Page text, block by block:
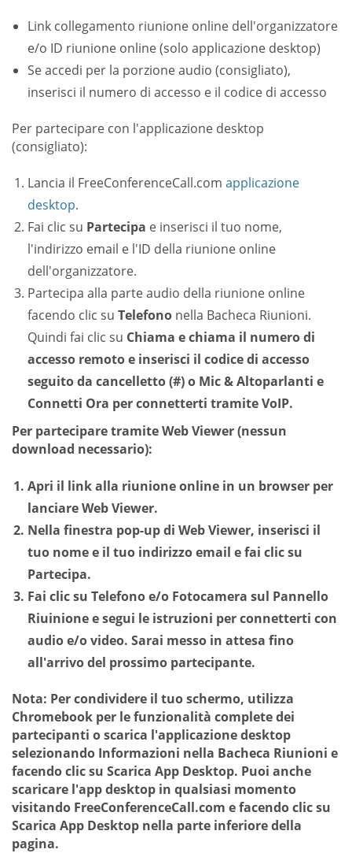
Link collegamento riunione online dell'organizzatore
e/o ID riunione online (solo applicazione desktop)
Se accedi per la porzione audio (consigliato),
inserisci il numero di accesso e il codice di accesso
Per partecipare con l'applicazione desktop
(consigliato):
Lancia il FreeConferenceCall.com applicazione
desktop.
Fai clic su Partecipa e inserisci il tuo nome,
l'indirizzo email e l'ID della riunione online
dell'organizzatore.
Partecipa alla parte audio della riunione online
facendo clic su Telefono nella Bacheca Riunioni.
Quindi fai clic su Chiama e chiama il numero di
accesso remoto e inserisci il codice di accesso
seguito da cancelletto (#)o Mic & Altoparlanti e
Connetti Ora per connetterti tramite VoIP.
Per partecipare tramite Web Viewer (nessun
download necessario):
Apri il link alla riunione online in un browser per
lanciare Web Viewer.
Nella finestra pop-up di Web Viewer, inserisci il
tuo nome e il tuo indirizzo email e fai clic su
Partecipa.
Fai clic su Telefonoe/o Fotocamera sul Pannello
Riuinione e segui le istruzioni per connetterti con
audio e/o video. Sarai messo in attesa fino
all'arrivo del prossimo partecipante.
Nota: Per condividere il tuo schermo, utilizza
Chromebook per le funzionalità complete dei
partecipanti o scarica l'applicazione desktop
selezionando Informazioni nella Bacheca Riunioni e
facendo clic su Scarica App Desktop. Puoi anche
scaricare l'app desktop in qualsiasi momento
visitando FreeConferenceCall.com e facendo clic su
Scarica App Desktop nella parte inferiore della
pagina.